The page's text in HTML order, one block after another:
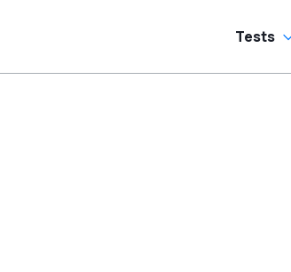
Tests